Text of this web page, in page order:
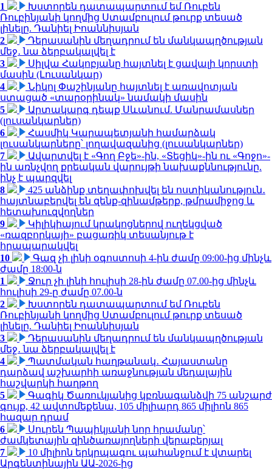
1
Խստորեն դատապարտում եմ Ռուբեն
Ռուբինյանի կողմից Ստամբուլում թուրք տեսած
լինելը. Դանիել Իոաննիսյան
2
Դերասանին մեղադրում են մանկապղծության
մեջ․ նա ձերբակալվել է
3
Սիլվա Հակոբյանը հայտնել է ցավալի կորստի
մասին (Լուսանկար)
4
Նիկոլ Փաշինյանը հայտնել է առավոտյան
ստացած «տարօրինակ» նամակի մասին
5
Արտակարգ դեպք Սևանում. Մանրամասներ
(լուսանկարներ)
6
Հասմիկ Կարապետյանի համարձակ
լուսանկարները՝ լողավազանից (լուսանկարներ)
7
Ավարտվել է «Գող Բջե»-ին, «Տեցիկ»-ին ու «Գոջո»-
ին առնչվող քրեական վարույթի նախաքննությունը.
ինչ է պարզվել
8
425 անձինք տեղափոխվել են ոստիկանություն․
հայտնաբերվել են զենք-զինամթերք, թմրամիջոց և
հետախուզվողներ
9
Կիլիկիայում կրակոցներով ուղեկցված
«ռազբորկայի» բացառիկ տեսանյութ է
հրապարակվել
10
Գազ չի լինի օգոստոսի 4-ին ժամը 09:00-ից մինչև
ժամը 18:00-ն
1
Ջուր չի լինի հուլիսի 28-ին ժամը 07.00-ից մինչև
հուլիսի 29-ը ժամը 07.00-ն
2
Խստորեն դատապարտում եմ Ռուբեն
Ռուբինյանի կողմից Ստամբուլում թուրք տեսած
լինելը. Դանիել Իոաննիսյան
3
Դերասանին մեղադրում են մանկապղծության
մեջ․ նա ձերբակալվել է
4
Պատմական հաղթանակ․ Հայաստանը
դարձավ աշխարհի առաջնության մեդալային
հաշվարկի հաղթող
5
Գագիկ Ծառուկյանից կբռնագանձվի 75 անշարժ
գույք, 42 ավտոմեքենա, 105 միլիարդ 865 միլիոն 865
հազար դրամ
6
Սուրեն Պապիկյանի նոր հրամանը՝
ժամկետային զինծառայողների վերաբերյալ
7
10 միլիոն երկրպագու պահանջում է վտարել
Արգենտինային ԱԱ-2026-ից